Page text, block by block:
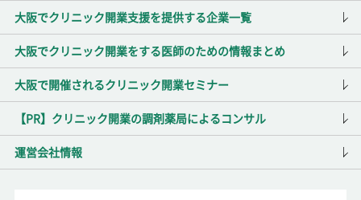
大阪でクリニック開業支援を提供する企業一覧
大阪でクリニック開業をする医師のための情報まとめ
大阪で開催されるクリニック開業セミナー
【PR】クリニック開業の調剤薬局によるコンサル
運営会社情報